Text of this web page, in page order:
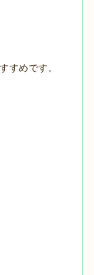
すめです。